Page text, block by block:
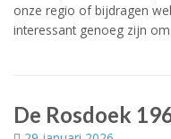
onze regio of bijdragen
interessant genoeg zijn
De Rosdoek